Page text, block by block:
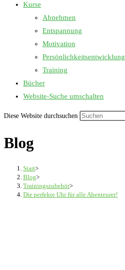
Kurse
Abnehmen
Entspannung
Motivation
Persönlichkeitsentwicklung
Training
Bücher
Website-Suche umschalten
Diese Website durchsuchen
Blog
Start>
Blog>
Trainingszubehör>
Die perfekte Uhr für alle Abenteurer!